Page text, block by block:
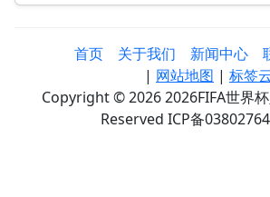
首页 关于我们 新闻中心
| 网站地图 | 标签
Copyright © 2026 2026FIFA世界
Reserved ICP备